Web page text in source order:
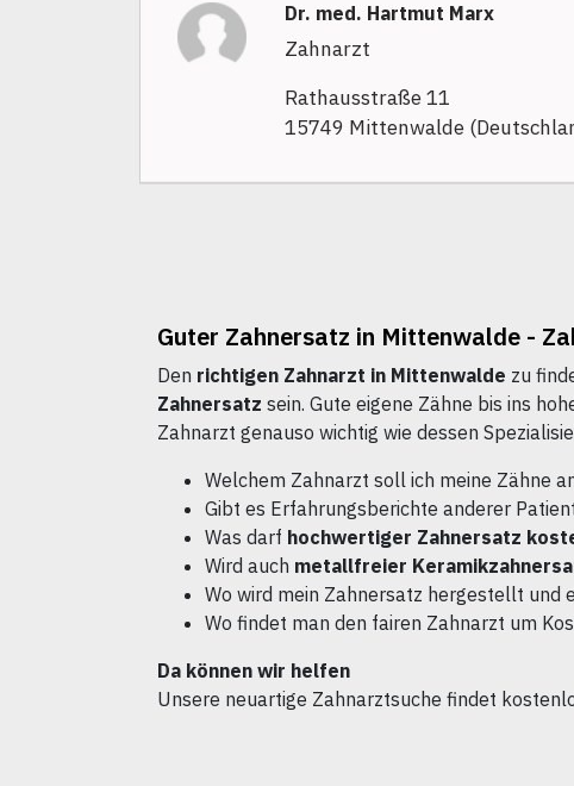
Dr. med. Hartmut Marx
Zahnarzt
Rathausstraße 11
15749 Mittenwalde
Guter Zahnersatz in Mittenwalde -
Den richtigen Zahnarzt in Mittenwalde zu
Zahnersatz sein. Gute eigene Zähne bis ins
Zahnarzt genauso wichtig wie dessen
Welchem Zahnarzt soll ich meine Zähne
Gibt es Erfahrungsberichte anderer
Was darf hochwertiger Zahnersatz
Wird auch metallfreier
Wo wird mein Zahnersatz hergestellt und
Wo findet man den fairen Zahnarzt um
Da können wir helfen
Unsere neuartige Zahnarztsuche findet